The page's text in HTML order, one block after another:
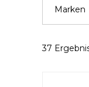
Marken
37